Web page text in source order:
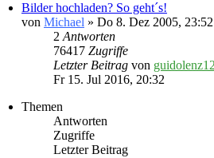
Bilder hochladen? So geht´s!
von Michael » Do 8. Dez 2005, 23:52
2Antworten
76417 Zugriffe
Letzter Beitrag von
Fr 15. Jul 2016, 20:32
Themen
Antworten
Zugriffe
Letzter Beitrag